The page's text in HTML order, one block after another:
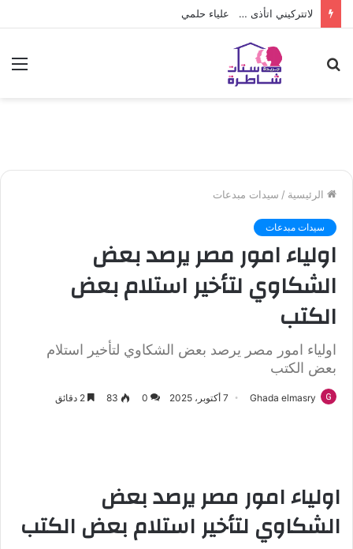
لاتتركيني اتأذى … علياء حلمي
الرئيسية / سيدات مبدعات
سيدات مبدعات
اولياء امور مصر يرصد بعض
الشكاوي لتأخير استلام بعض
الكتب
اولياء امور مصر يرصد بعض الشكاوي لتأخير استلام
بعض الكتب
Ghada elmasry 7 أكتوبر، 2025 0
83
اولياء امور مصر يرصد بعض
الشكاوي لتأخير استلام بعض الكتب